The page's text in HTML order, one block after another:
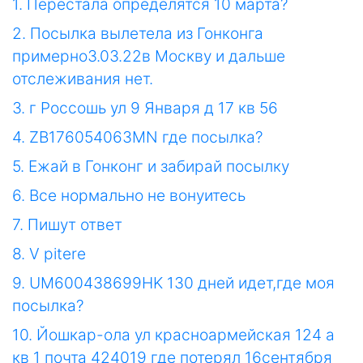
1. Перестала определятся 10 марта?
2. Посылка вылетела из Гонконга
примерно3.03.22в Москву и дальше
отслеживания нет.
3. г Россошь ул 9 Января д 17 кв 56
4. ZB176054063MN где посылка?
5. Ежай в Гонконг и забирай посылку
6. Все нормально не вонуитесь
7. Пишут ответ
8. V pitere
9. UM600438699HK 130 дней идет,где моя
посылка?
10. Йошкар-ола ул красноармейская 124 а
кв 1 почта 424019 где потерял 16сентября